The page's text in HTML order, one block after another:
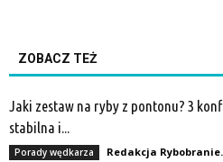
ZOBACZ TEŻ
Jaki zestaw na ryby z pontonu? 3
stabilna i...
Porady wędkarza Redakcja